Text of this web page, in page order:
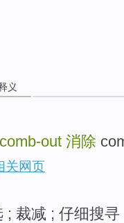
义
comb-out 消除
关网页
; 裁减 ; 仔细搜寻